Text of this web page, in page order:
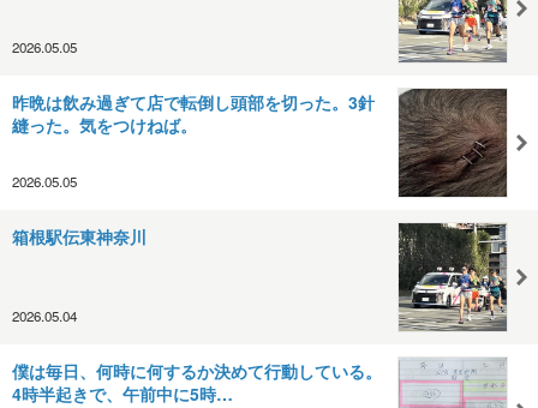
2026.05.05
昨晩は飲み過ぎて店で転倒し頭部を切った。3針
縫った。気をつけねば。
2026.05.05
箱根駅伝東神奈川
2026.05.04
僕は毎日、何時に何するか決めて行動している。
4時半起きで、午前中に5時…